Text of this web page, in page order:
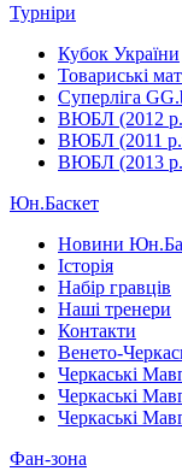
Турніри
Кубок України
Товариські
Суперліга
ВЮБЛ (2012
ВЮБЛ (2011
ВЮБЛ (2013
Юн.Баскет
Новини
Історія
Набір гравців
Наші тренери
Контакти
Венето-
Черкаські
Черкаські
Черкаські
Фан-зона